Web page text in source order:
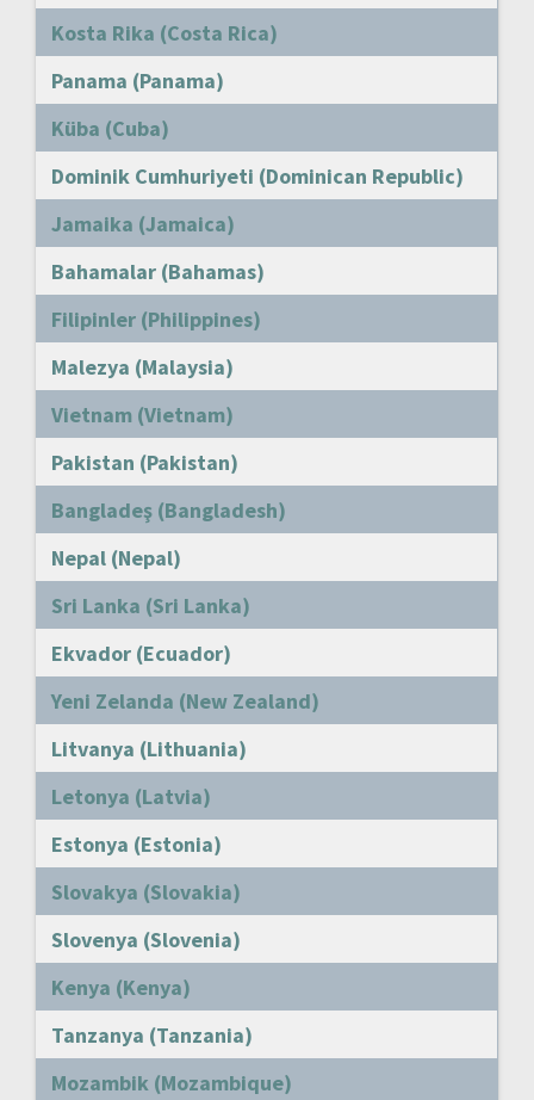
Kosta Rika (Costa Rica)
Panama (Panama)
Küba (Cuba)
Dominik Cumhuriyeti (Dominican Republic)
Jamaika (Jamaica)
Bahamalar (Bahamas)
Filipinler (Philippines)
Malezya (Malaysia)
Vietnam (Vietnam)
Pakistan (Pakistan)
Bangladeş (Bangladesh)
Nepal (Nepal)
Sri Lanka (Sri Lanka)
Ekvador (Ecuador)
Yeni Zelanda (New Zealand)
Litvanya (Lithuania)
Letonya (Latvia)
Estonya (Estonia)
Slovakya (Slovakia)
Slovenya (Slovenia)
Kenya (Kenya)
Tanzanya (Tanzania)
Mozambik (Mozambique)